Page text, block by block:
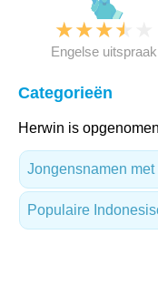
★★★★
Engelse uitspraak
Categorieën
Herwin is
Jongensnamen met
Populaire